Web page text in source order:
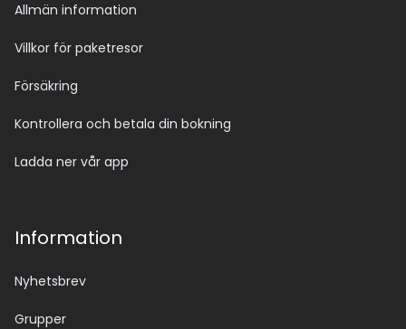
Allmän information
Villkor för paketresor
Försäkring
Kontrollera och betala din bokning
Ladda ner vår app
Information
Nyhetsbrev
Grupper